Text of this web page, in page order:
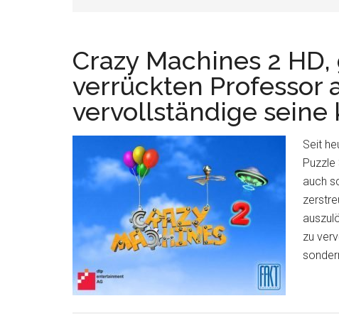
Crazy Machines 2
verrückten Professor
vervollständige seine
Seit
Puzzle
auch
zu